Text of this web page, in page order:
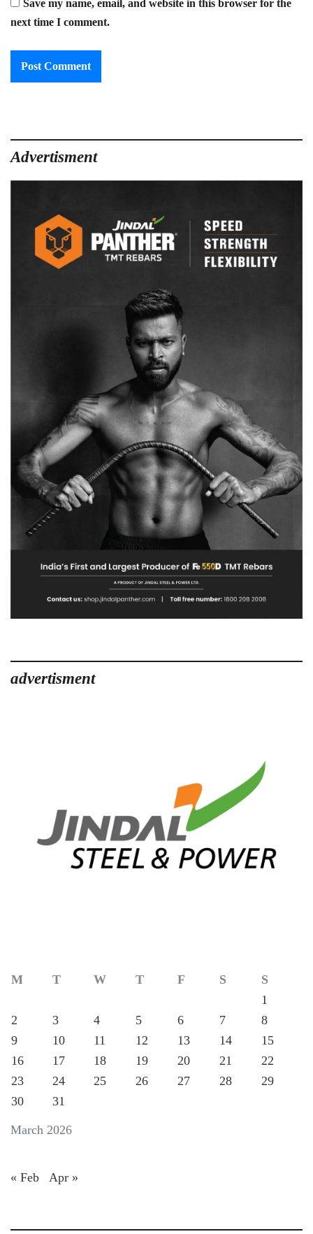
Save my name, email, and website in this browser for the
next time I comment.
Advertisment
advertisment
March 2026
M T W T F S
S
1
2
3 4 5 6 7
8
9
10 11 12 13 14
15
16
17 18 19 20 21
22
23
24 25 26 27 28
29
30
31
« Feb Apr »